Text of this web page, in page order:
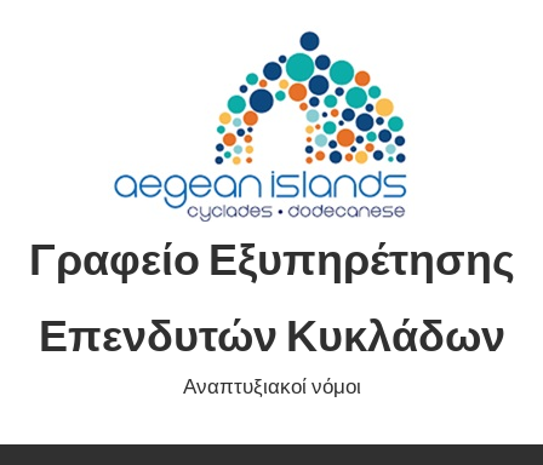
Γραφείο Εξυπηρέτησης
Επενδυτών Κυκλάδων
Αναπτυξιακοί νόμοι